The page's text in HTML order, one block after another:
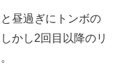
昼過ぎにトンボの
かし2回目以降のリ